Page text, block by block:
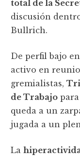
total de la
discusión
Bullrich.
De perfil bajo
activo en
gremialistas,
de Trabajo
queda a un
jugada a un
La